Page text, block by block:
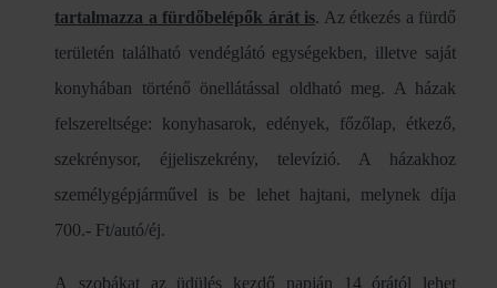
tartalmazza a fürdőbelépők árát is. Az étkezés a fürdő
területén található vendéglátó egységekben, illetve saját
konyhában történő önellátással oldható meg. A házak
felszereltsége: konyhasarok, edények, főzőlap, étkező,
szekrénysor, éjjeliszekrény, televízió. A házakhoz
személygépjárművel is be lehet hajtani, melynek díja
700.- Ft/autó/éj.
A szobákat az üdülés kezdő napján 14 órától lehet